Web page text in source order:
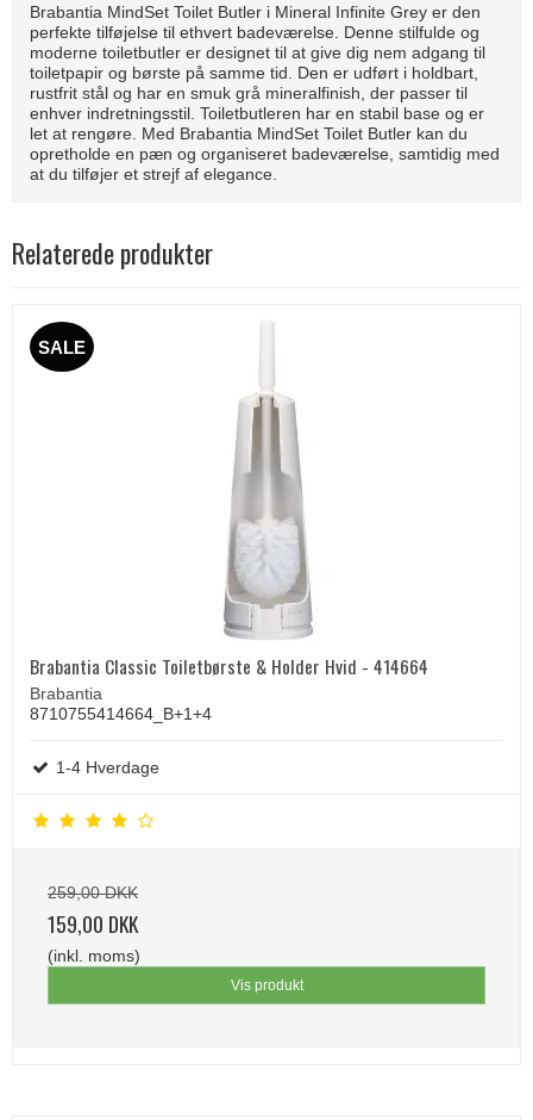
Brabantia MindSet Toilet Butler i Mineral Infinite Grey er den
perfekte tilføjelse til ethvert badeværelse. Denne stilfulde og
moderne toiletbutler er designet til at give dig nem adgang til
toiletpapir og børste på samme tid. Den er udført i holdbart,
rustfrit stål og har en smuk grå mineralfinish, der passer til
enhver indretningsstil. Toiletbutleren har en stabil base og er
let at rengøre. Med Brabantia MindSet Toilet Butler kan du
opretholde en pæn og organiseret badeværelse, samtidig med
at du tilføjer et strejf af elegance.
Relaterede produkter
SALE
Brabantia Classic Toiletbørste & Holder Hvid - 414664
Brabantia
8710755414664_B+1+4
1-4 Hverdage
259,00 DKK
159,00 DKK
(inkl. moms)
Vis produkt